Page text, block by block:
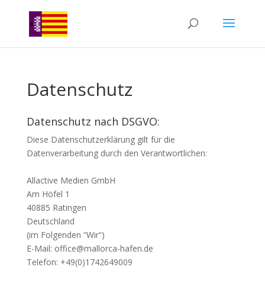
Datenschutz
Datenschutz nach DSGVO:
Diese Datenschutzerklärung gilt für die
Datenverarbeitung durch den Verantwortlichen:
Allactive Medien GmbH
Am Höfel 1
40885 Ratingen
Deutschland
(im Folgenden “Wir“)
E-Mail: office@mallorca-hafen.de
Telefon: +49(0)1742649009